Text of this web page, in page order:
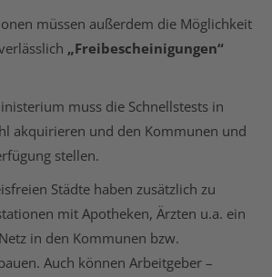
müssen außerdem die Möglichkeit
„Freibescheinigungen“
muss die Schnellstests in
akquirieren und den Kommunen und
stellen.
Städte haben zusätzlich zu
mit Apotheken, Ärzten u.a. ein
in den Kommunen bzw.
Auch können Arbeitgeber –